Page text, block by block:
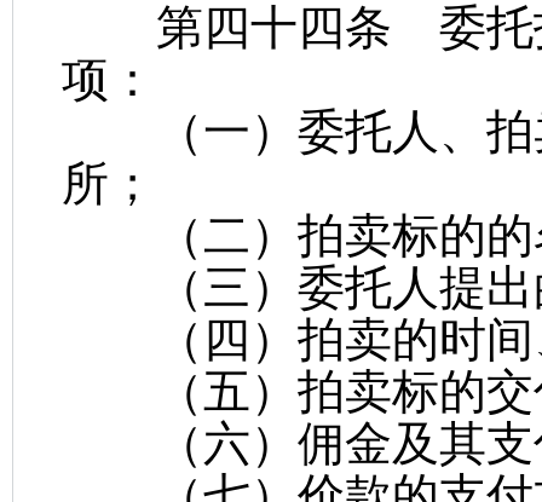
第四十四条 委托
项：
（一）委托人、拍
所；
（二）拍卖标的的
（三）委托人提出
（四）拍卖的时间
（五）拍卖标的交
（六）佣金及其支